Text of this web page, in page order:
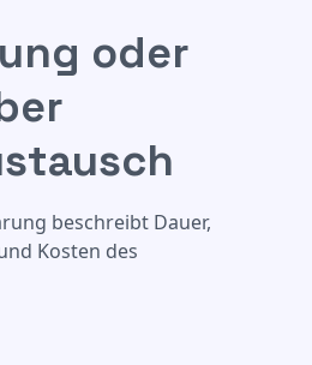
über Schüleraustausch
oder
beschreibt Dauer,
Kosten des